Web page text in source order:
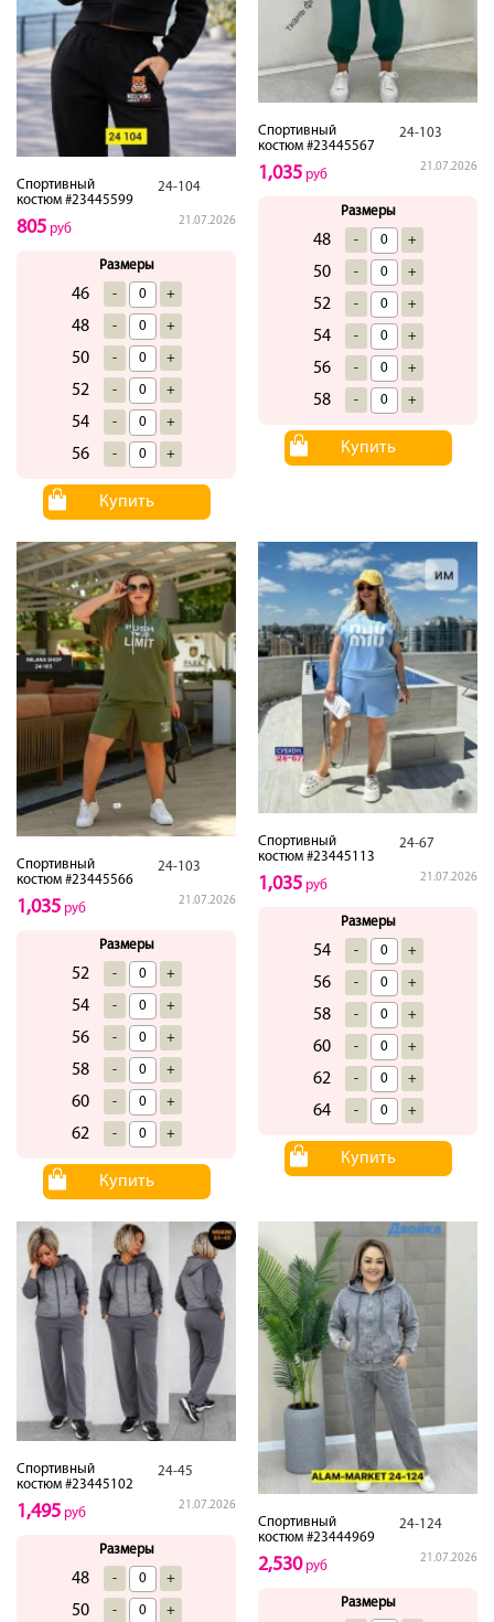
Спортивный
костюм #23445599
24-104
21.07.2026
805 руб
Размеры
46 - +
48 - +
50 - +
52 - +
54 - +
56 - +
Купить
Спортивный
костюм #23445567
24-103
21.07.2026
1,035 руб
Размеры
48 - +
50 - +
52 - +
54 - +
56 - +
58 - +
Купить
Спортивный
костюм #23445566
24-103
21.07.2026
1,035 руб
Размеры
52 - +
54 - +
56 - +
58 - +
60 - +
62 - +
Купить
Спортивный
костюм #23445113
24-67
21.07.2026
1,035 руб
Размеры
54 - +
56 - +
58 - +
60 - +
62 - +
64 - +
Купить
Спортивный
костюм #23445102
24-45
21.07.2026
1,495 руб
Размеры
48 - +
50 - +
Спортивный
костюм #23444969
24-124
21.07.2026
2,530руб
Размеры